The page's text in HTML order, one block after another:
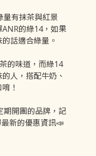
量有抹茶與紅景
的綠14，如果
話適合綠量。
的味道，而綠14
人，搭配牛奶、
！
期開團的品牌，記
新的優惠資訊📣